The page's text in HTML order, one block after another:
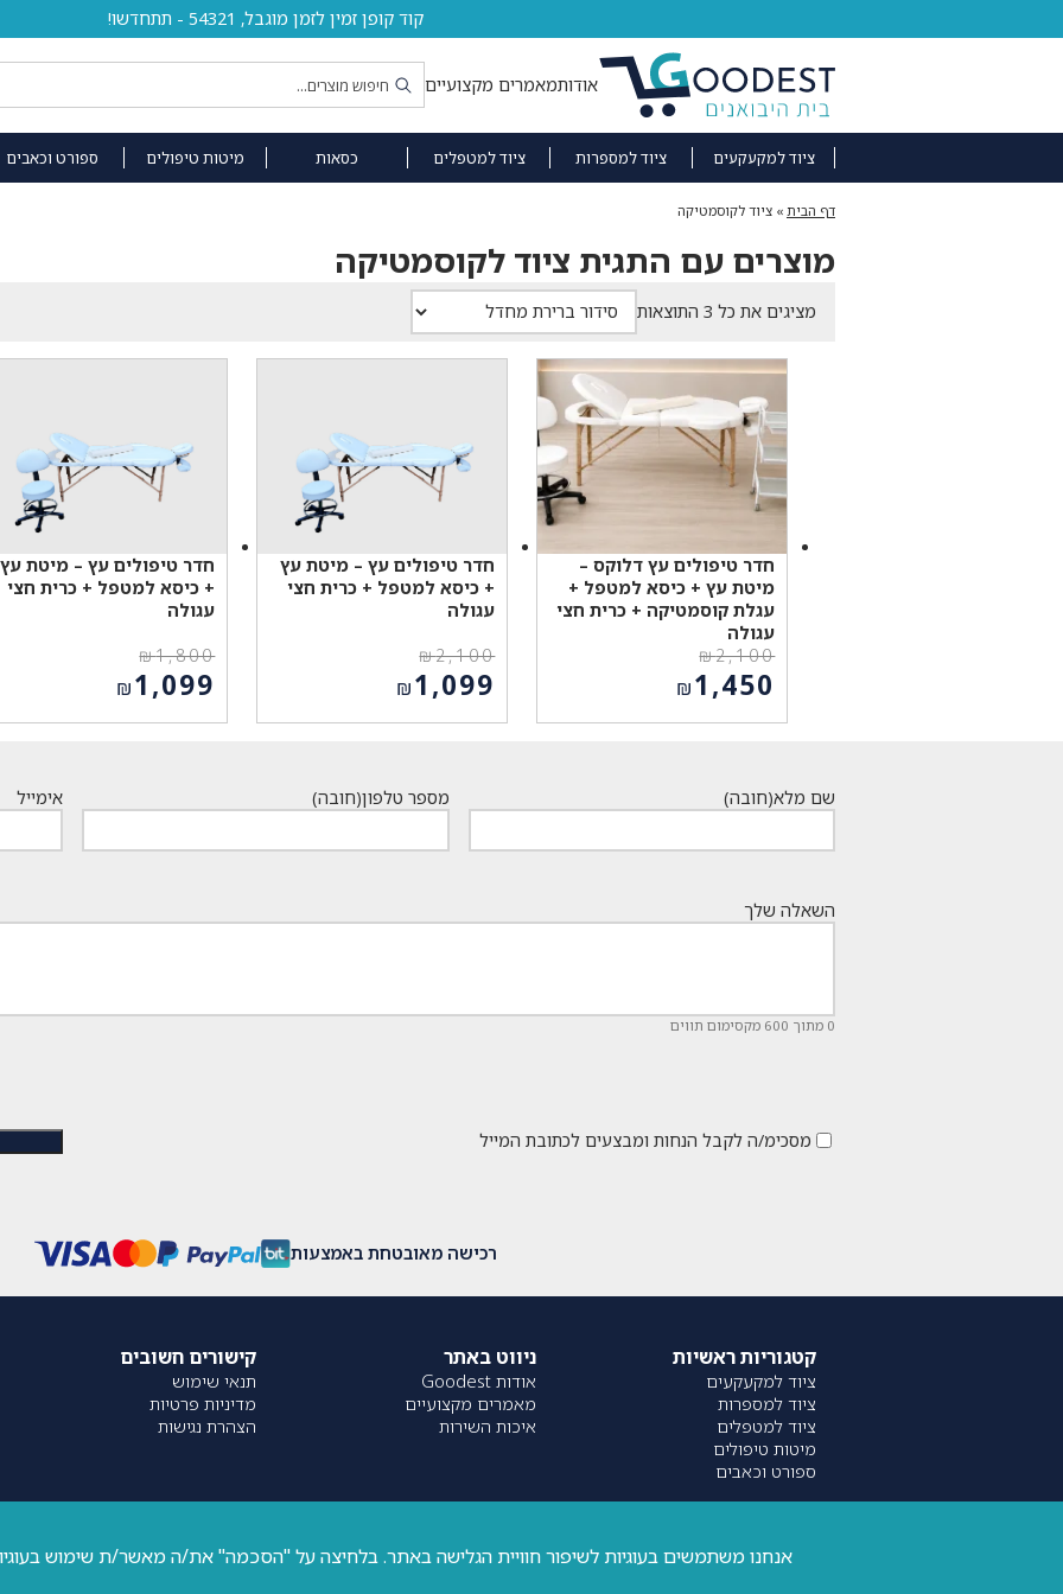
קוד קופן זמין לזמן מוגבל, 54321 - תתחדשו!
אודותמאמרים מקצועיים
ציוד למקעקעים ציוד למספרות ציוד למטפלים כסאות מיטות טיפולים ספורט וכאבים
דף הבית » ציוד לקוסמטיקה
מוצרים עם התגית ציוד לקוסמטיקה
מציגים את כל ⁦3⁩ התוצאות
חדר טיפולים עץ דלוקס –
מיטת עץ + כיסא למטפל +
עגלת קוסמטיקה + כרית חצי
עגולה
₪2,100
המחיר
המקורי
היה:
₪1,450
חדר טיפולים עץ – מיטת עץ
+ כיסא למטפל + כרית חצי
עגולה
₪2,100
המחיר
המקורי
היה:
₪1,099
חדר טיפולים עץ – מיטת עץ
+ כיסא למטפל + כרית חצי
עגולה
₪1,800
המחיר
המקורי
היה:
₪1,099
שם מלא(חובה) מספר טלפון(חובה) אימייל
השאלה שלך
0 מתוך 600 מקסימום תווים
מסכימ/ה לקבל הנחות ומבצעים לכתובת המייל
רכישה מאובטחת באמצעות
קטגוריות ראשיות
ציוד למקעקעים
ציוד למספרות
ציוד למטפלים
מיטות טיפולים
ספורט וכאבים
ניווט באתר
אודות Goodest
מאמרים מקצועיים
איכות השירות
קישורים חשובים
תנאי שימוש
מדיניות פרטיות
הצהרת נגישות
כל הזכויות שמורות – 2020-2026 ©
אנחנו משתמשים בעוגיות לשיפור חוויית הגלישה באתר. בלחיצה על "הסכמה" את/ה מאשר/ת שימוש